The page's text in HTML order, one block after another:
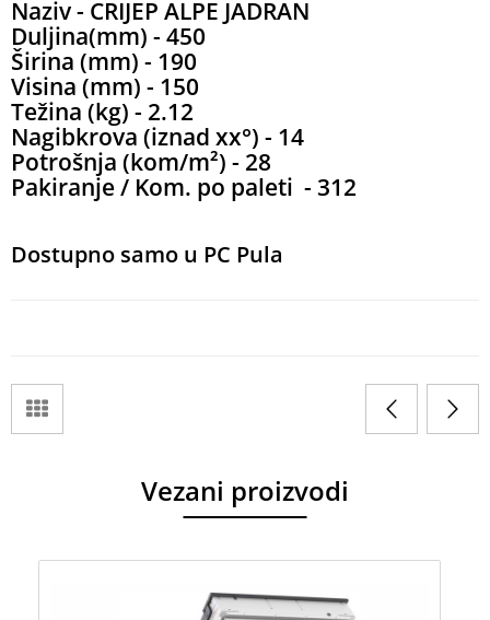
Naziv - CRIJEP ALPE JADRAN
Duljina(mm) - 450
Širina (mm) - 190
Visina (mm) - 150
Težina (kg) - 2.12
Nagibkrova (iznad xx°) - 14
Potrošnja (kom/m²) - 28
Pakiranje / Kom. po paleti - 312
Dostupno samo u PC Pula
Vezani proizvodi